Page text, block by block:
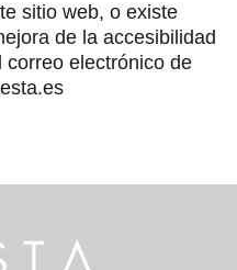
sitio web, o existe
de la accesibilidad
electrónico de